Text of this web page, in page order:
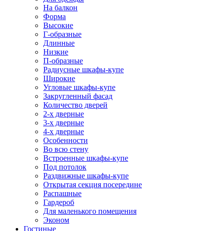
На балкон
Форма
Высокие
Г-образные
Длинные
Низкие
П-образные
Радиусные шкафы-купе
Широкие
Угловые шкафы-купе
Закругленный фасад
Количество дверей
2-х дверные
3-х дверные
4-х дверные
Особенности
Во всю стену
Встроенные шкафы-купе
Под потолок
Раздвижные шкафы-купе
Открытая секция посередине
Распашные
Гардероб
Для маленького помещения
Эконом
Гостиные